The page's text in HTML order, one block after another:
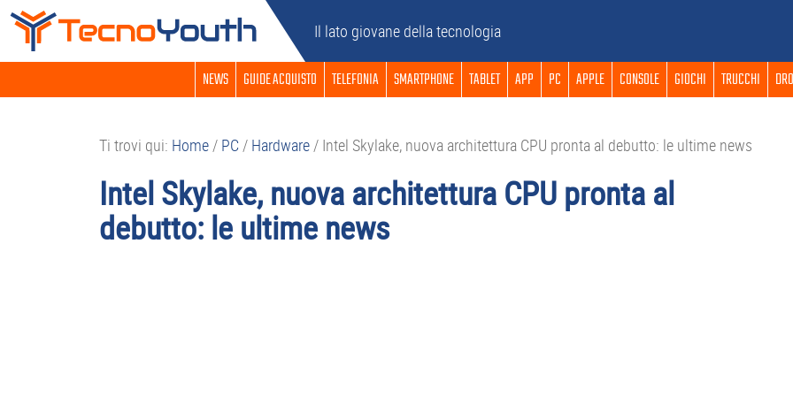
Passa
navigazione
Passa
contenuto
Passa
barra
Passa
piè
Il lato giovane della tecnologia
NEWS GUIDE ACQUISTO TELEFONIA SMARTPHONE TABLET APP PC APPLE CONSOLE GIOCHI TRUCCHI
Ti trovi qui: Home/ PC/ Hardware/ Intel Skylake, nuova architettura CPU pronta al debutto: le ultime news
Intel Skylake, nuova architettura CPU pronta al
debutto: le ultime news